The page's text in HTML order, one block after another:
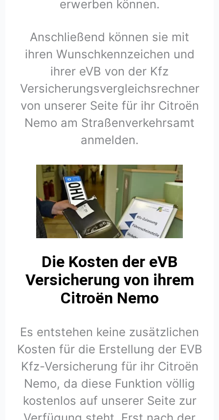
erwerben können.
Anschließend können sie mit
ihren Wunschkennzeichen und
ihrer eVB von der Kfz
Versicherungsvergleichsrechner
von unserer Seite für ihr Citroën
Nemo am Straßenverkehrsamt
anmelden.
Die Kosten der eVB
Versicherung von ihrem
Citroën Nemo
Es entstehen keine zusätzlichen
Kosten für die Erstellung der EVB
Kfz-Versicherung für ihr Citroën
Nemo, da diese Funktion völlig
kostenlos auf unserer Seite zur